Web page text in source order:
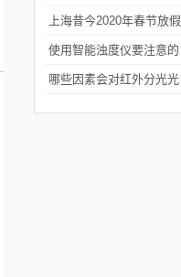
广泛的应用
上海昔今2020年春节放假
通知
使用智能浊度仪要注意的
几个要点
哪些因素会对红外分光光